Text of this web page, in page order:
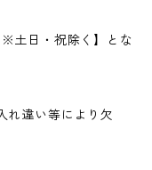
土日・祝除く】とな
れ違い等により欠